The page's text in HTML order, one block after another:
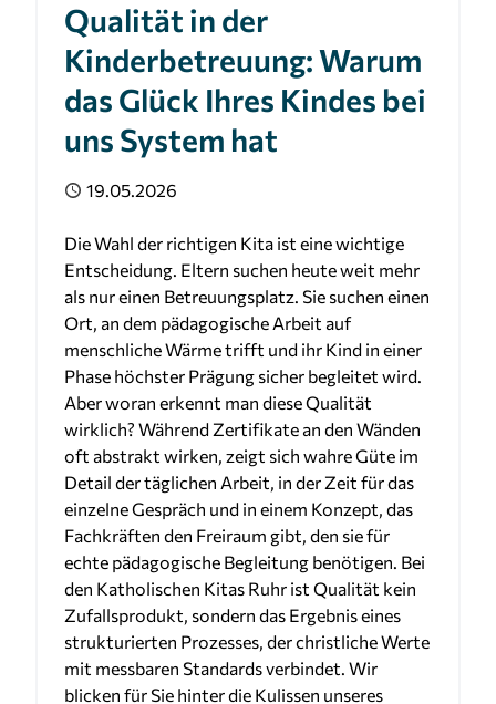
Qualität in der
Kinderbetreuung: Warum
das Glück Ihres Kindes bei
uns System hat
Veröffentlicht
19.05.2026
Die Wahl der richtigen Kita ist eine wichtige
Entscheidung. Eltern suchen heute weit mehr
als nur einen Betreuungsplatz. Sie suchen einen
Ort, an dem pädagogische Arbeit auf
menschliche Wärme trifft und ihr Kind in einer
Phase höchster Prägung sicher begleitet wird.
Aber woran erkennt man diese Qualität
wirklich? Während Zertifikate an den Wänden
oft abstrakt wirken, zeigt sich wahre Güte im
Detail der täglichen Arbeit, in der Zeit für das
einzelne Gespräch und in einem Konzept, das
Fachkräften den Freiraum gibt, den sie für
echte pädagogische Begleitung benötigen. Bei
den Katholischen Kitas Ruhr ist Qualität kein
Zufallsprodukt, sondern das Ergebnis eines
strukturierten Prozesses, der christliche Werte
mit messbaren Standards verbindet. Wir
blicken für Sie hinter die Kulissen unseres